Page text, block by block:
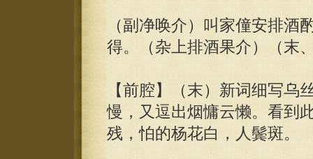
（副净唤介）叫家僮安排酒
得。（杂上排酒果介）（末
【前腔】（末）新词细写乌
慢，又逗出烟慵云懒。看到
残，怕的杨花白，人鬓斑。